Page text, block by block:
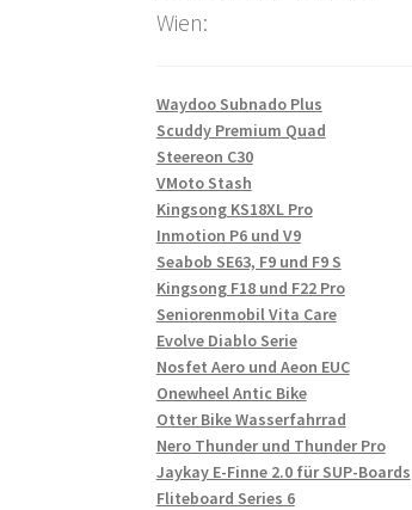
Wien:
Waydoo Subnado Plus
Scuddy Premium Quad
Steereon C30
VMoto Stash
Kingsong KS18XL Pro
Inmotion P6 und V9
Seabob SE63, F9 und F9 S
Kingsong F18 und F22 Pro
Seniorenmobil Vita Care
Evolve Diablo Serie
Nosfet Aero und Aeon EUC
Onewheel Antic Bike
Otter Bike Wasserfahrrad
Nero Thunder und Thunder Pro
Jaykay E-Finne 2.0 für SUP-Boards
Fliteboard Series 6